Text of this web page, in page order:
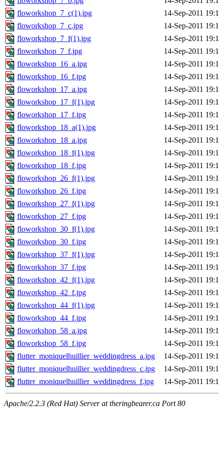
floworkshop_7_c(1).jpg
14-Sep-2011
floworkshop_7_c.jpg
14-Sep-2011
floworkshop_7_f(1).jpg
14-Sep-2011
floworkshop_7_f.jpg
14-Sep-2011
floworkshop_16_a.jpg
14-Sep-2011
floworkshop_16_f.jpg
14-Sep-2011
floworkshop_17_a.jpg
14-Sep-2011
floworkshop_17_f(1).jpg
14-Sep-2011
floworkshop_17_f.jpg
14-Sep-2011
floworkshop_18_a(1).jpg
14-Sep-2011
floworkshop_18_a.jpg
14-Sep-2011
floworkshop_18_f(1).jpg
14-Sep-2011
floworkshop_18_f.jpg
14-Sep-2011
floworkshop_26_f(1).jpg
14-Sep-2011
floworkshop_26_f.jpg
14-Sep-2011
floworkshop_27_f(1).jpg
14-Sep-2011
floworkshop_27_f.jpg
14-Sep-2011
floworkshop_30_f(1).jpg
14-Sep-2011
floworkshop_30_f.jpg
14-Sep-2011
floworkshop_37_f(1).jpg
14-Sep-2011
floworkshop_37_f.jpg
14-Sep-2011
floworkshop_42_f(1).jpg
14-Sep-2011
floworkshop_42_f.jpg
14-Sep-2011
floworkshop_44_f(1).jpg
14-Sep-2011
floworkshop_44_f.jpg
14-Sep-2011
floworkshop_58_a.jpg
14-Sep-2011
floworkshop_58_f.jpg
14-Sep-2011
flutter_moniquelhuillier_weddingdress_a.jpg
14-Sep-2011
flutter_moniquelhuillier_weddingdress_c.jpg
14-Sep-2011
flutter_moniquelhuillier_weddingdress_f.jpg
14-Sep-2011
Apache/2.2.3 (Red Hat) Server at theringbearer.ca Port 80